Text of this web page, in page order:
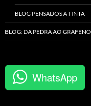
BLOG PENSADOS A TINTA
BLOG: DA PEDRA AO GRAFENO
WhatsApp